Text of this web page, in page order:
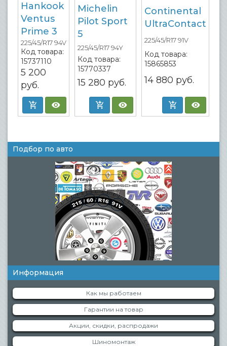
Hankook
Ventus
Prime 3
225/45/R17 94V
Код товара:
15737110
5 200
руб.
Michelin
Pilot Sport
5
225/45/R17 94Y
Код товара:
15770337
15 280 руб.
Continental
UltraContact
225/45/R17 91V
Код товара:
15865853
14 880 руб.
Подбор по авто
Информация
Как мы работаем
Гарантии на товар
Акции, скидки, распродажи
Шиномонтаж